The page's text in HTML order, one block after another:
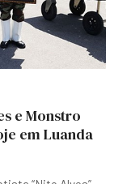
e Monstro
em Luanda